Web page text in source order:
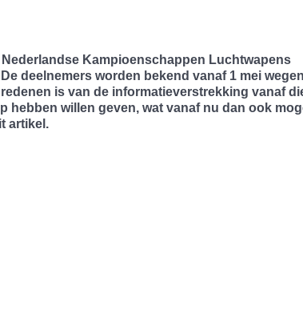
Kampioenschappen Luchtwapens
deelnemers worden bekend vanaf 1 mei
is van de informatieverstrekking vanaf
hebben willen geven, wat vanaf nu dan ook
artikel.